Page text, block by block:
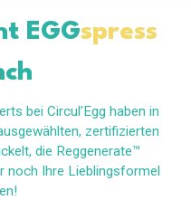
EGGspress
bei Circul'Egg haben in
zertifizierten
die Reggenerate™
noch Ihre Lieblingsformel